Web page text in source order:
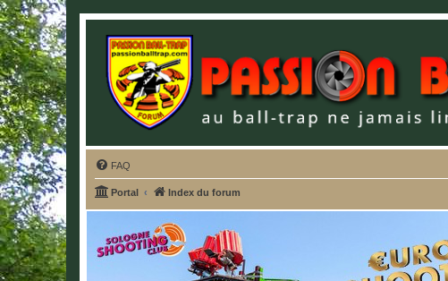
FAQ
Portal Index du forum